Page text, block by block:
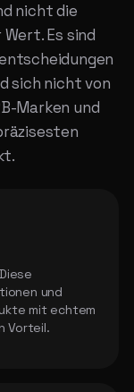
nicht die
Es sind
sich nicht von
Marken und
und
mit echtem
Vorteil.